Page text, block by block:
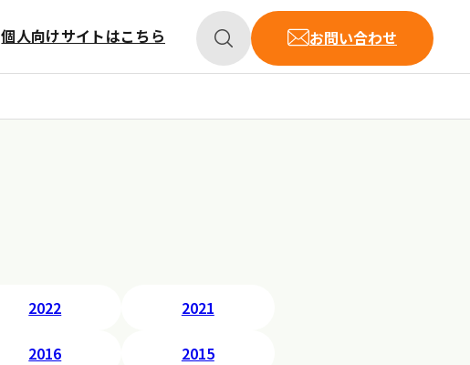
個人向けサイトはこちら お問い合わせ
2022 2021
2016 2015